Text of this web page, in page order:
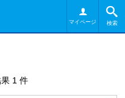
検索
マイページ
果 1 件